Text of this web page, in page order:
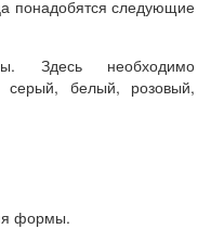
понадобятся следующие
Здесь необходимо
серый, белый, розовый,
формы.